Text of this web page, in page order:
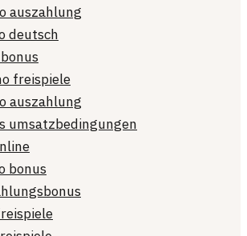
auszahlung
deutsch
freispiele
auszahlung
umsatzbedingungen
bonus